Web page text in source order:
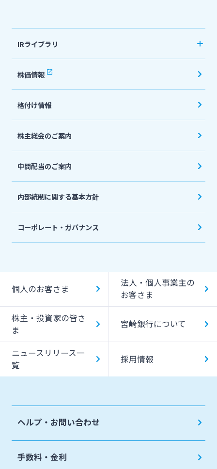
法人・個人事業主のお客さま
株主・投資家の皆さま
宮崎銀行について
ニュースリリース一覧
採用情報
お問い合わせ先一覧
IRライブラリ
決算短信
有価証券報告書・四半期報告書
IR関連ニュースリリース
会社説明会資料
投資家向け説明会資料
English
株価情報
格付け情報
株主総会のご案内
中間配当のご案内
内部統制に関する基本方針
コーポレート・ガバナンス
個人のお客さま
法人・個人事業主の
お客さま
株主・投資家の皆さ
ま
宮崎銀行について
ニュースリリース一
覧
採用情報
ヘルプ・お問い合わせ
手数料・金利